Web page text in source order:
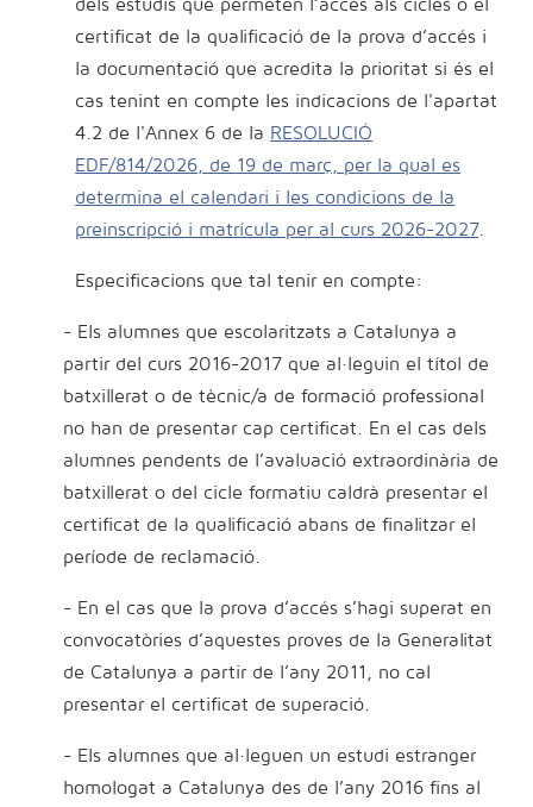
certificat de la qualificació de la prova d’accés i
la documentació que acredita la prioritat si és el
cas tenint en compte les indicacions de l'apartat
4.2 de l'Annex 6 de la RESOLUCIÓ
EDF/814/2026, de 19 de març, per la qual es
determina el calendari i les condicions de la
preinscripció i matrícula per al curs 2026-2027.
Especificacions que tal tenir en compte:
- Els alumnes que escolaritzats a Catalunya a
partir del curs 2016-2017 que al·leguin el títol de
batxillerat o de tècnic/a de formació professional
no han de presentar cap certificat. En el cas dels
alumnes pendents de l’avaluació extraordinària de
batxillerat o del cicle formatiu caldrà presentar el
certificat de la qualificació abans de finalitzar el
període de reclamació.
- En el cas que la prova d’accés s’hagi superat en
convocatòries d’aquestes proves de la Generalitat
de Catalunya a partir de l’any 2011, no cal
presentar el certificat de superació.
- Els alumnes que al·leguen un estudi estranger
homologat a Catalunya des de l’any 2016 fins al